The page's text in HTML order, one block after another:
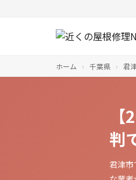
ホーム › 千葉県 › 君
判
君津